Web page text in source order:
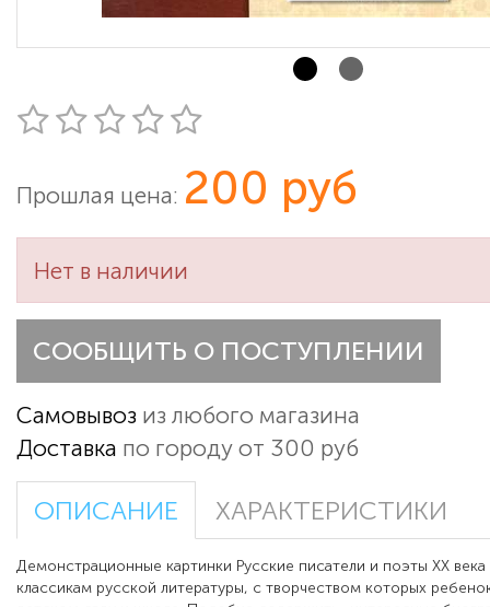
Прошлая цена: 200 руб
Нет в наличии
СООБЩИТЬ О ПОСТУПЛЕНИИ
Самовывоз из любого магазина
Доставка по городу от 300 руб
ОПИСАНИЕ ХАРАКТЕРИСТИКИ
Демонстрационные картинки Русские писатели и поэты ХХ
классикам русской литературы, с творчеством которых